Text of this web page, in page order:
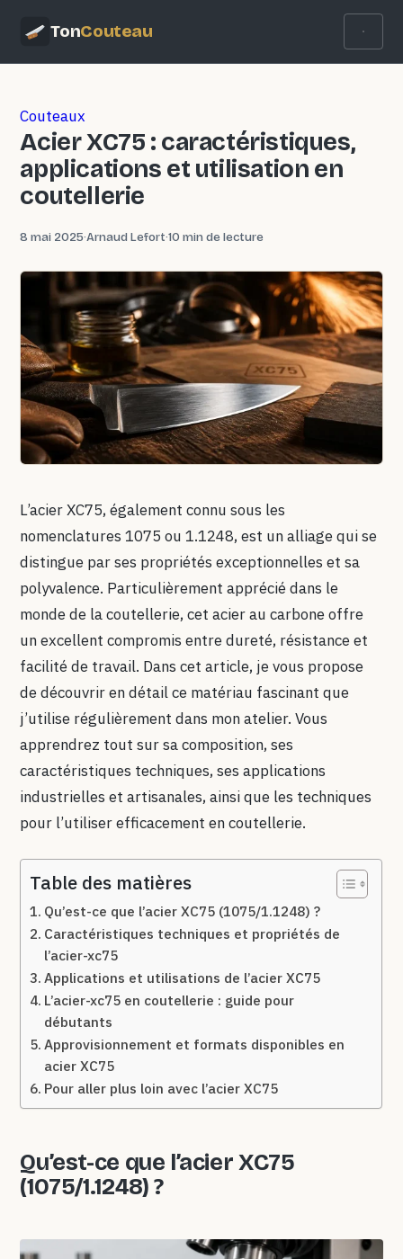
TonCouteau
Couteaux
Acier XC75 : caractéristiques,
applications et utilisation en
coutellerie
8 mai 2025·Arnaud Lefort·10 min de lecture
L’acier XC75, également connu sous les
nomenclatures 1075 ou 1.1248, est un alliage qui se
distingue par ses propriétés exceptionnelles et sa
polyvalence. Particulièrement apprécié dans le
monde de la coutellerie, cet acier au carbone offre
un excellent compromis entre dureté, résistance et
facilité de travail. Dans cet article, je vous propose
de découvrir en détail ce matériau fascinant que
j’utilise régulièrement dans mon atelier. Vous
apprendrez tout sur sa composition, ses
caractéristiques techniques, ses applications
industrielles et artisanales, ainsi que les techniques
pour l’utiliser efficacement en coutellerie.
Table des matières
Qu’est-ce que l’acier XC75 (1075/1.1248) ?
Caractéristiques techniques et propriétés de
l’acier-xc75
Applications et utilisations de l’acier XC75
L’acier-xc75 en coutellerie : guide pour
débutants
Approvisionnement et formats disponibles en
acier XC75
Pour aller plus loin avec l’acier XC75
Qu’est-ce que l’acier XC75
(1075/1.1248) ?